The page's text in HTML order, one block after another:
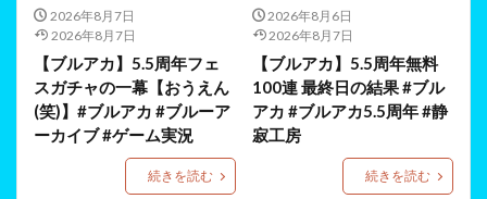
2026年8月7日
2026年8月7日
【ブルアカ】5.5周年フェ
スガチャの一幕【おうえん
(笑)】#ブルアカ #ブルーア
ーカイブ #ゲーム実況
続きを読む
2026年8月6日
2026年8月7日
【ブルアカ】5.5周年無料
100連 最終日の結果 #ブル
アカ #ブルアカ5.5周年 #静
寂工房
続きを読む